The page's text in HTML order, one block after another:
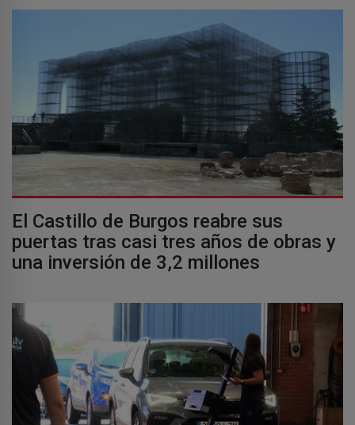
El Castillo de Burgos reabre sus
puertas tras casi tres años de obras y
una inversión de 3,2 millones